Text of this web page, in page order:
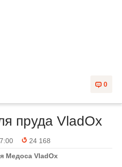
0
пруда VladOx
24 168
Медоса VladOx